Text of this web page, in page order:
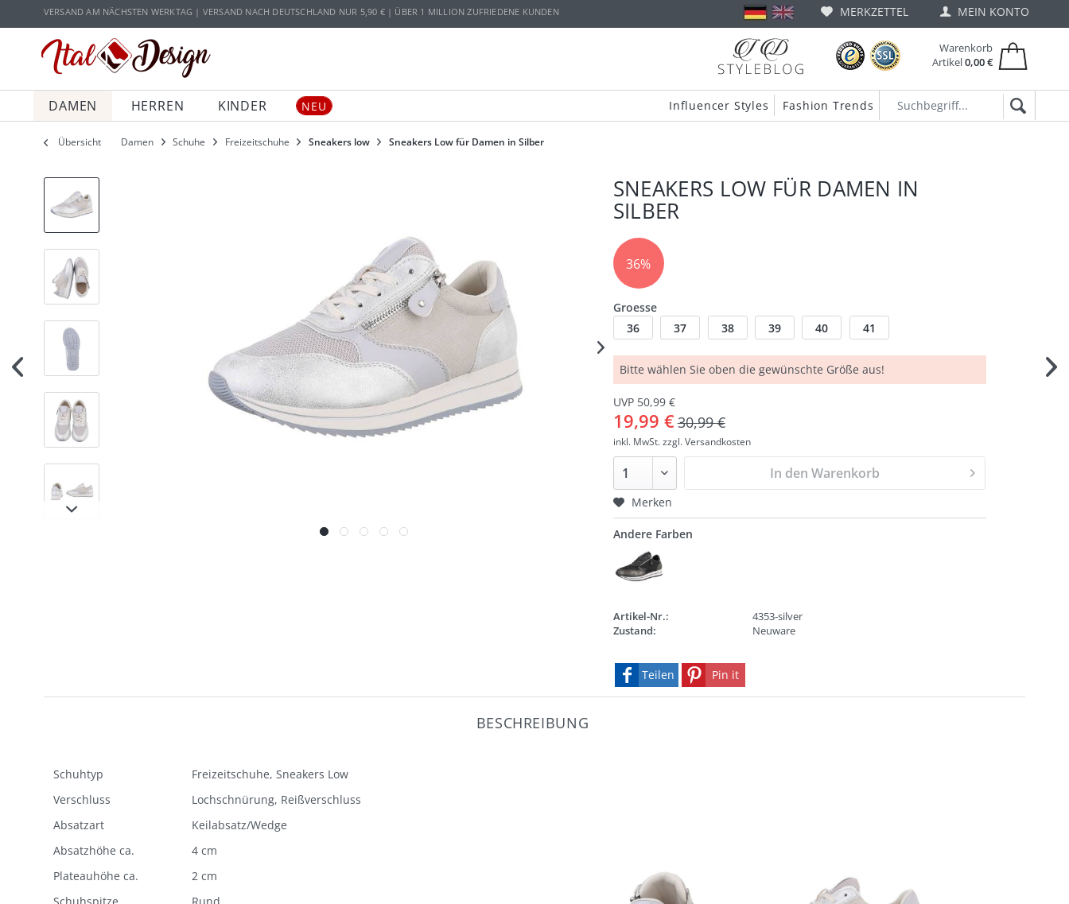
Zur Hauptnavigation springen Zum Hauptinhalt springen
VERSAND AM NÄCHSTEN WERKTAG | VERSAND NACH DEUTSCHLAND NUR 5,90 € | ÜBER 1 MILLION ZUFRIEDENE KUNDEN MERKZETTEL MEIN KONTO
Warenkorb
Artikel0,00 €
DAMEN HERREN KINDER NEU Influencer Styles Fashion Trends
Übersicht Damen Schuhe Freizeitschuhe Sneakers low Sneakers Low für Damen in Silber
SNEAKERS LOW FÜR DAMEN IN
SILBER
36%
Groesse
36
37 38 39 40 41
Bitte wählen Sie oben die gewünschte Größe aus!
UVP 50,99 €
19,99 €30,99 €
inkl. MwSt. zzgl. Versandkosten
In den Warenkorb
Merken
Andere Farben
Artikel-Nr.:
4353-silver
Zustand:
Neuware
Teilen Pin it
BESCHREIBUNG
Schuhtyp
Freizeitschuhe, Sneakers Low
Verschluss
Lochschnürung, Reißverschluss
Absatzart
Keilabsatz/Wedge
Absatzhöhe ca.
4 cm
Plateauhöhe ca.
2 cm